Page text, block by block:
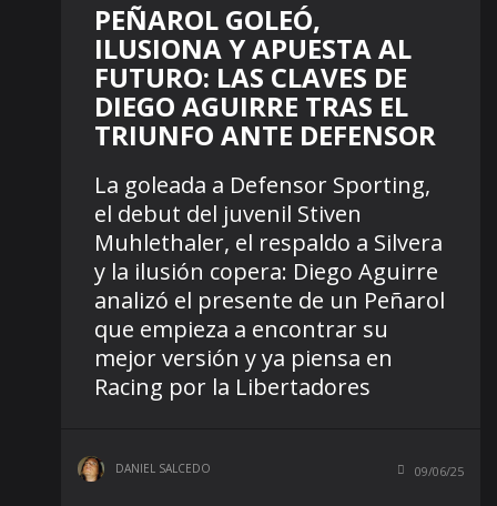
PEÑAROL GOLEÓ,
ILUSIONA Y APUESTA AL
FUTURO: LAS CLAVES DE
DIEGO AGUIRRE TRAS EL
TRIUNFO ANTE DEFENSOR
La goleada a Defensor Sporting,
el debut del juvenil Stiven
Muhlethaler, el respaldo a Silvera
y la ilusión copera: Diego Aguirre
analizó el presente de un Peñarol
que empieza a encontrar su
mejor versión y ya piensa en
Racing por la Libertadores
DANIEL SALCEDO 09/06/25